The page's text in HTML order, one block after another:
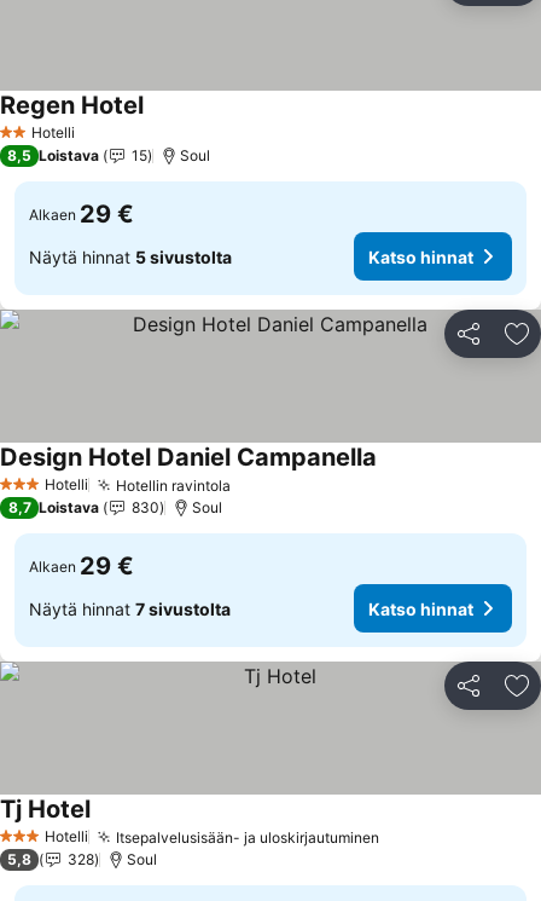
2 Tähtiluokitus
Hotelli
Regen Hotel
8,5 Loistava 15 Soul
Alkaen 29 €
Näytä hinnat 5 sivustolta Katso hinnat
Jaa
3 Tähtiluokitus
Hotelli Hotellin ravintola
Design Hotel Daniel Campanella
8,7 Loistava 830 Soul
Alkaen 29 €
Näytä hinnat 7 sivustolta Katso hinnat
Jaa
3 Tähtiluokitus
Hotelli Itsepalvelusisään- ja uloskirjautuminen
Tj Hotel
5,8 328 Soul